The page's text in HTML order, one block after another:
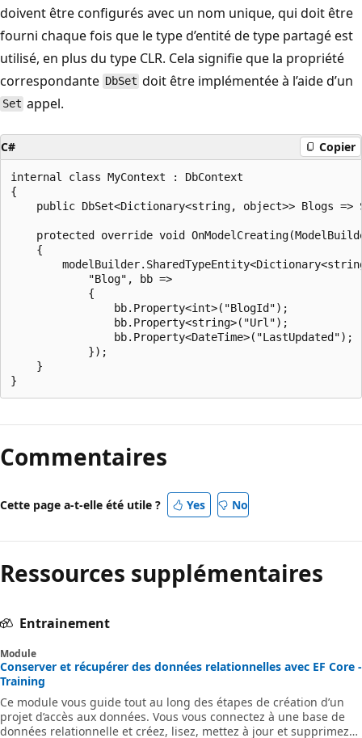
doivent être configurés avec un nom unique, qui doit être
fourni chaque fois que le type d’entité de type partagé est
utilisé, en plus du type CLR. Cela signifie que la propriété
correspondante DbSet doit être implémentée à l’aide d’un
Set appel.
C# Copier
internal class MyContext : DbContext
{
public DbSet<Dictionary<string, object>> Blogs =>
protected override void
    {
            "Blog", bb =>
            {
                bb.Property<int>("BlogId");
                bb.Property<string>("Url");
                bb.Property<DateTime>("LastUpdated");
            });
    }
Commentaires
Cette page a-t-elle été utile ? Yes No
Ressources supplémentaires
Entrainement
Module
Conserver et récupérer des données relationnelles avec EF Core -
Training
Ce module vous guide tout au long des étapes de création d’un
projet d’accès aux données. Vous vous connectez à une base de
données relationnelle et créez, lisez, mettez à jour et supprimez